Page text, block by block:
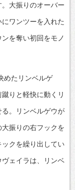
大振りのオーバー
ワンツーを入れた
を奪い初回をモノ
めたリンベルゲ
りと軽快に動くリ
。リンベルゲウが
振りの右フックを
クを繰り出してい
ェイラは、リンベ